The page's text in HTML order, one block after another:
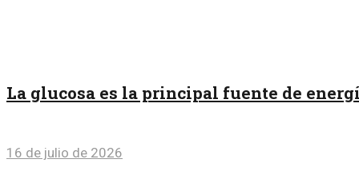
La glucosa es la principal fuente de
16 de julio de 2026